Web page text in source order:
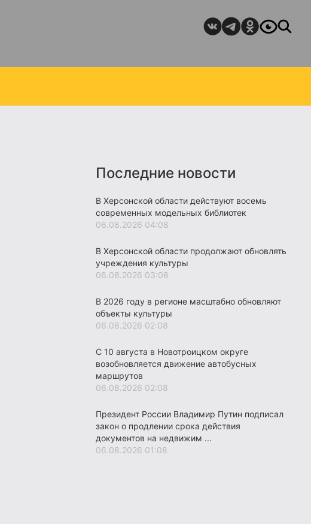
Последние новости
В Херсонской области действуют восемь
современных модельных библиотек
06.08.2026 04:08
В Херсонской области продолжают обновлять
учреждения культуры
06.08.2026 03:08
В 2026 году в регионе масштабно обновляют
объекты культуры
06.08.2026 02:08
С 10 августа в Новотроицком округе
возобновляется движение автобусных
маршрутов
06.08.2026 02:08
Президент России Владимир Путин подписал
закон о продлении срока действия
документов на недвижим ...
06.08.2026 01:08